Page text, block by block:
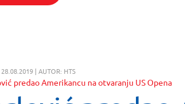
28.08.2019 | AUTOR: HTS